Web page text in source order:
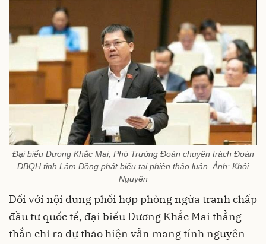
Đại biểu Dương Khắc Mai, Phó Trưởng Đoàn chuyên trách Đoàn
ĐBQH tỉnh Lâm Đồng phát biểu tại phiên thảo luận. Ảnh: Khôi
Nguyên
Đối với nội dung phối hợp phòng ngừa tranh chấp
đầu tư quốc tế, đại biểu Dương Khắc Mai thẳng
thắn chỉ ra dự thảo hiện vẫn mang tính nguyên